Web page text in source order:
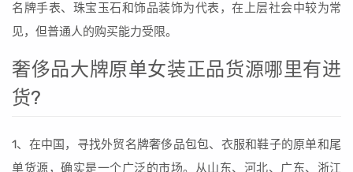
名牌手表、珠宝玉石和饰品装饰为代表，在上层社会中较为常
见，但普通人的购买能力受限。
奢侈品大牌原单女装正品货源哪里有进
货?
1、在中国，寻找外贸名牌奢侈品包包、衣服和鞋子的原单和尾
单货源，确实是一个广泛的市场。从山东、河北、广东、浙江